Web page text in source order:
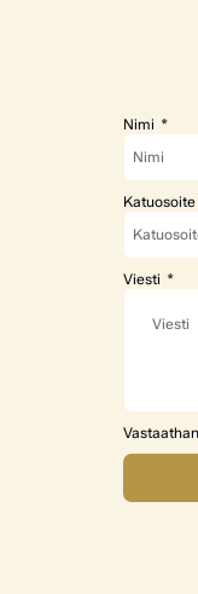
Nimi
Viesti